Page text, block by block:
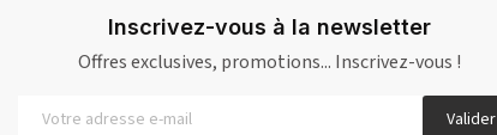
Inscrivez-vous à la newsletter
Offres exclusives, promotions... Inscrivez-vous !
Valider